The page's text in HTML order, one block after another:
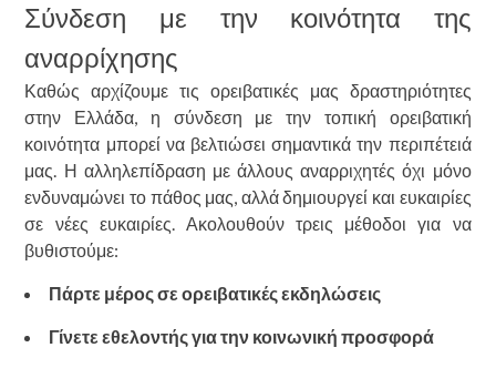
Σύνδεση με την κοινότητα της
αναρρίχησης
Καθώς αρχίζουμε τις ορειβατικές μας δραστηριότητες
στην Ελλάδα, η σύνδεση με την τοπική ορειβατική
κοινότητα μπορεί να βελτιώσει σημαντικά την περιπέτειά
μας. Η αλληλεπίδραση με άλλους αναρριχητές όχι μόνο
ενδυναμώνει το πάθος μας, αλλά δημιουργεί και ευκαιρίες
σε νέες ευκαιρίες. Ακολουθούν τρεις μέθοδοι για να
βυθιστούμε:
Πάρτε μέρος σε ορειβατικές εκδηλώσεις
Γίνετε εθελοντής για την κοινωνική προσφορά